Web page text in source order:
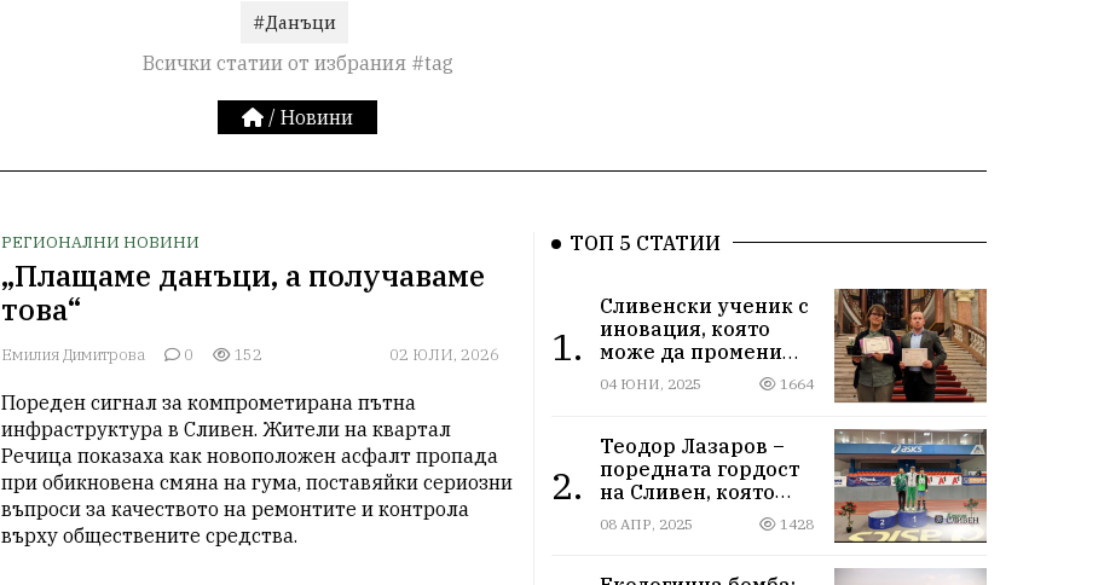
#Данъци
Всички статии от избрания #tag
/ Новини
РЕГИОНАЛНИ НОВИНИ
„Плащаме данъци, а получаваме
това“
Емилия Димитрова 0 152 02 ЮЛИ, 2026
Пореден сигнал за компрометирана пътна
инфраструктура в Сливен. Жители на квартал
Речица показаха как новоположен асфалт пропада
при обикновена смяна на гума, поставяйки сериозни
въпроси за качеството на ремонтите и контрола
върху обществените средства.
ТОП 5 СТАТИИ
1.
Сливенски ученик с
иновация, която
може да промени
света!
04 ЮНИ, 2025 1664
2.
Теодор Лазаров –
поредната гордост
на Сливен, която
лети към бъдещето
08 АПР, 2025 1428